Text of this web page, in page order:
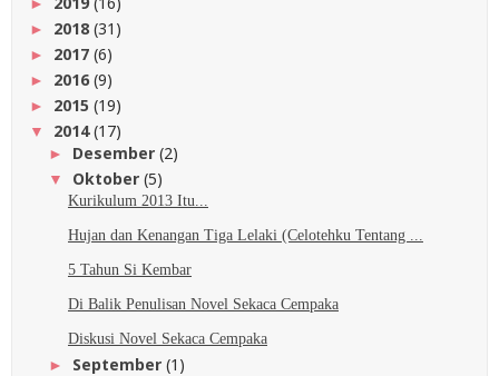
► 2018 (31)
► 2017 (6)
► 2016(9)
► 2015 (19)
▼ 2014(17)
► Desember (2)
▼ Oktober (5)
Kurikulum 2013 Itu...
Hujan dan Kenangan Tiga Lelaki (Celotehku Tentang ...
5 Tahun Si Kembar
Di Balik Penulisan Novel Sekaca Cempaka
Diskusi Novel Sekaca Cempaka
► September (1)